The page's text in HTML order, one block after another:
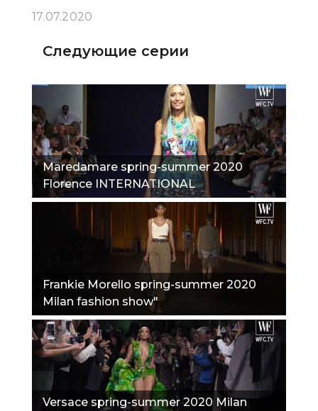
17.07.2020
Следующие серии
Maredamare spring-summer 2020
Florence INTERNATIONAL
BEACHWEAR EXHIBITION PART 2"
Frankie Morello spring-summer 2020
Milan fashion show"
Versace spring-summer 2020 Milan